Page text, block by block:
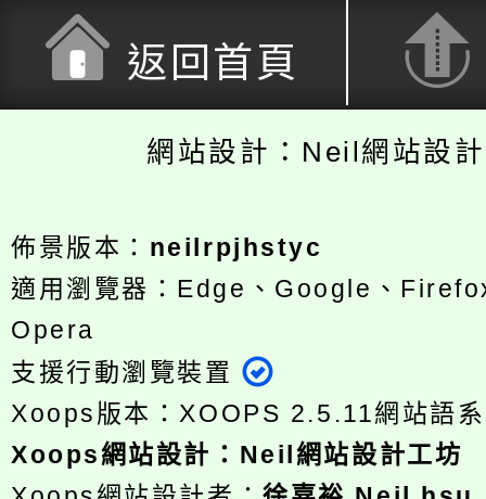
返回首頁
網站設計：Neil網站設
佈景版本： neilrpjhstyc
適用瀏覽器：Edge、Google、
Opera
支援行動瀏覽裝置
Xoops版本：XOOPS 2.5.11網站語
Xoops網站設計 ： Neil網站設計工坊